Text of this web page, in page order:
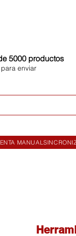
5000 productos
enviar
MANUAL